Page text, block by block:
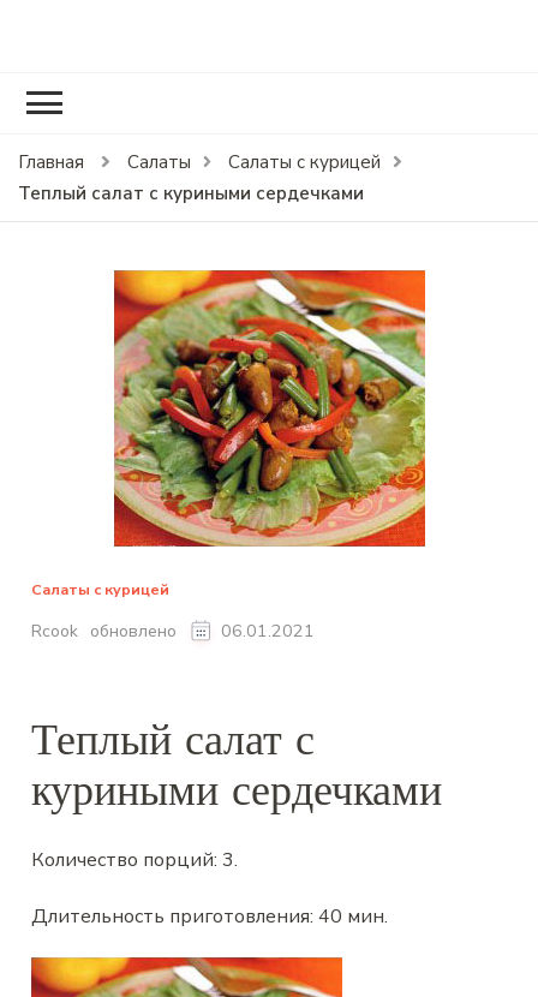
Главная Салаты
Салаты с курицей
Теплый салат с куриными сердечками
Салаты с курицей
Rcook обновлено 06.01.2021
Теплый салат с
куриными сердечками
Количество порций:3.
Длительность приготовления:40 мин.